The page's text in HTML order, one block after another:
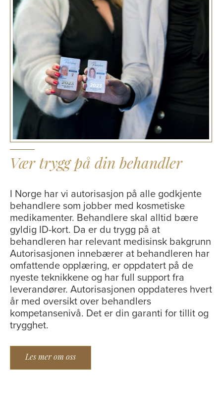
Vær trygg på din behandler
I Norge har vi autorisasjon på alle godkjente
behandlere som jobber med kosmetiske
medikamenter. Behandlere skal alltid bære
gyldig ID-kort. Da er du trygg på at
behandleren har relevant medisinsk bakgrunn
Autorisasjonen innebærer at behandleren har
omfattende opplæring, er oppdatert på de
nyeste teknikkene og har full support fra
leverandører. Autorisasjonen oppdateres hvert
år med oversikt over behandlers
kompetansenivå. Det er din garanti for tillit og
trygghet.
Les mer om oss